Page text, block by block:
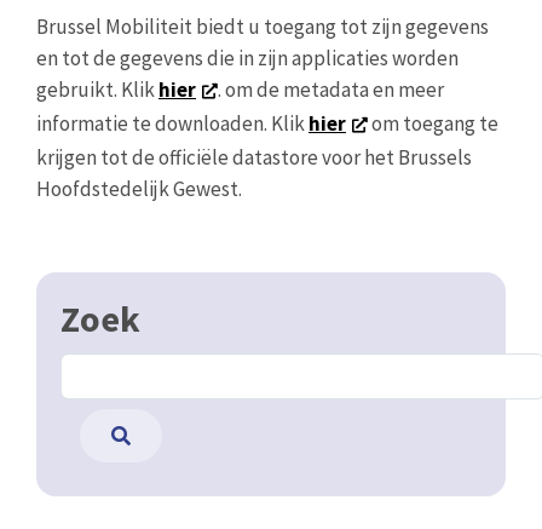
Brussel Mobiliteit biedt u toegang tot zijn gegevens
en tot de gegevens die in zijn applicaties worden
gebruikt. Klikhier
. om de metadata en meer
informatie te downloaden. Klikhier
om toegang te
krijgen tot de officiële datastore voor het Brussels
Hoofdstedelijk Gewest.
Zoek